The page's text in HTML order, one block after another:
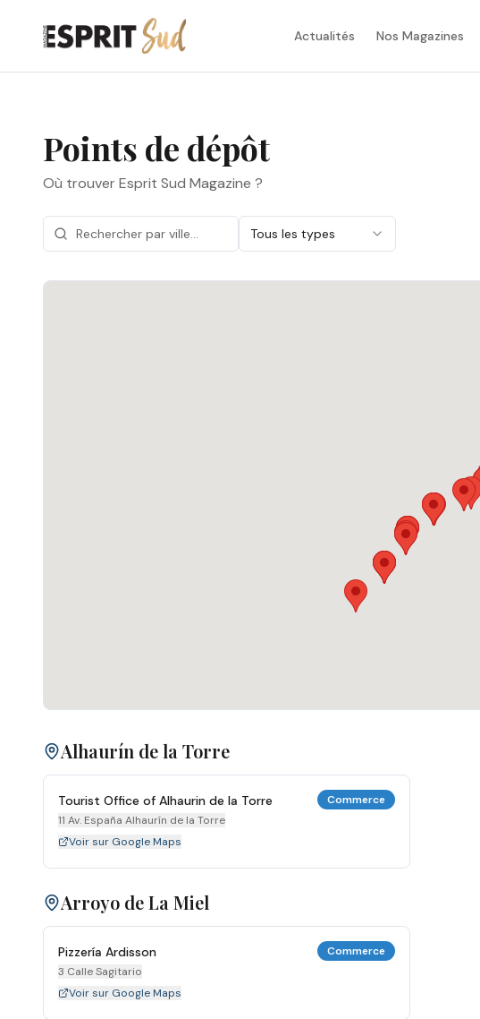
Actualités Nos Magazines
Points de dépôt
Où trouver Esprit Sud Magazine ?
Tous les types
Alhaurín de la Torre
Tourist Office of Alhaurin de la Torre
11 Av. España Alhaurín de la Torre
Commerce
Voir sur Google Maps
Arroyo de La Miel
Pizzería Ardisson
3 Calle Sagitario
Commerce
Voir sur Google Maps